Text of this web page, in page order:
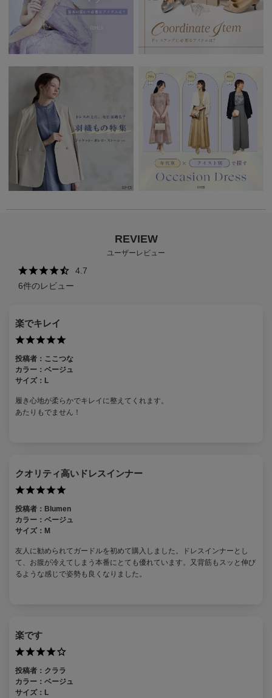
REVIEW
ユーザーレビュー
4.7
6件のレビュー
楽でキレイ
投稿者： ここつな
カラー： ベージュ
サイズ： L
履き心地が柔らかでキレイに整えてくれます。
あたりもでません！
クオリティ高いドレスインナー
投稿者： Blumen
カラー： ベージュ
サイズ： M
友人に勧められてガードルを初めて購入しました。ドレスインナーとし
て、お腹が冷えてしまう本番にとても優れています。又背筋もスッと伸び
るような感じで姿勢も良くなりました。
楽です
投稿者： クララ
カラー： ベージュ
サイズ： L